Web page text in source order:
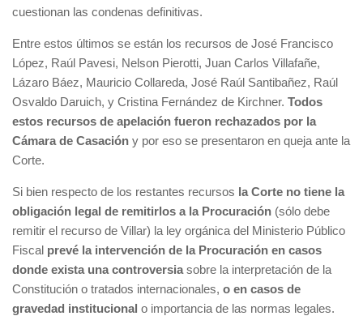
cuestionan las condenas definitivas.
Entre estos últimos se están los recursos de José Francisco
López, Raúl Pavesi, Nelson Pierotti, Juan Carlos Villafañe,
Lázaro Báez, Mauricio Collareda, José Raúl Santibañez, Raúl
Osvaldo Daruich, y Cristina Fernández de Kirchner. Todos
estos recursos de apelación fueron rechazados por la
Cámara de Casación y por eso se presentaron en queja ante la
Corte.
Si bien respecto de los restantes recursos la Corte no tiene la
obligación legal de remitirlos a la Procuración (sólo debe
remitir el recurso de Villar) la ley orgánica del Ministerio Público
Fiscal prevé la intervención de la Procuración en casos
donde exista una controversia sobre la interpretación de la
Constitución o tratados internacionales, o en casos de
gravedad institucional o importancia de las normas legales.